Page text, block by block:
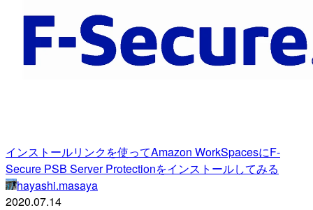
インストールリンクを使ってAmazon WorkSpacesにF-
Secure PSB Server Protectionをインストールしてみる
hayashi.masaya
2020.07.14